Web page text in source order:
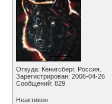
Откуда: Кёнигсберг, Россия.
Зарегистрирован: 2006-04-26
Сообщений: 829
Неактивен